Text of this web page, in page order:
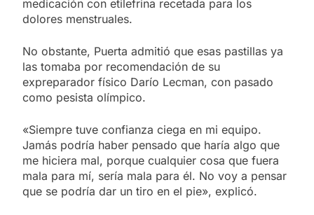
medicación con etilefrina recetada para los
dolores menstruales.
No obstante, Puerta admitió que esas pastillas ya
las tomaba por recomendación de su
expreparador físico Darío Lecman, con pasado
como pesista olímpico.
«Siempre tuve confianza ciega en mi equipo.
Jamás podría haber pensado que haría algo que
me hiciera mal, porque cualquier cosa que fuera
mala para mí, sería mala para él. No voy a pensar
que se podría dar un tiro en el pie», explicó.